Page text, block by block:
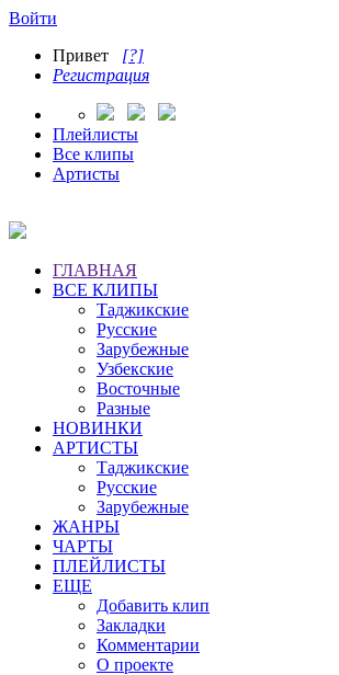
Войти
Привет [?]
Регистрация
Плейлисты
Все клипы
Артисты
ГЛАВНАЯ
ВСЕ КЛИПЫ
Таджикские
Русские
Зарубежные
Узбекские
Восточные
Разные
НОВИНКИ
АРТИСТЫ
Таджикские
Русские
Зарубежные
ЖАНРЫ
ЧАРТЫ
ПЛЕЙЛИСТЫ
ЕЩЕ
Добавить клип
Закладки
Комментарии
О проекте